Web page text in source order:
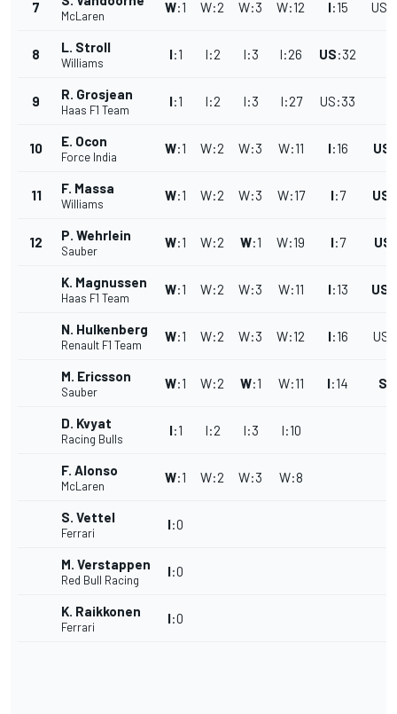
7
McLaren
W:1 W:2 W:3 W:12 I:15 US
8 L. Stroll
Williams
I:1 I:2 I:3 I:26 US:32
9 R. Grosjean
Haas F1 Team
I:1 I:2 I:3 I:27 US:33
10 E. Ocon
Force India
W:1 W:2 W:3 W:11 I:16 US
11 F. Massa
Williams
W:1 W:2 W:3 W:17 I:7 US
12 P. Wehrlein
Sauber
W:1 W:2 W:1 W:19 I:7 US
K. Magnussen
Haas F1 Team
W:1 W:2 W:3 W:11 I:13 US
N. Hulkenberg
Renault F1 Team
W:1 W:2 W:3 W:12 I:16 US
M. Ericsson
Sauber
W:1 W:2 W:1 W:11 I:14 S
D. Kvyat
Racing Bulls
I:1 I:2 I:3 I:10
F. Alonso
McLaren
W:1 W:2 W:3 W:8
S. Vettel
Ferrari
I:0
M. Verstappen
Red Bull Racing
I:0
K. Raikkonen
Ferrari
I:0